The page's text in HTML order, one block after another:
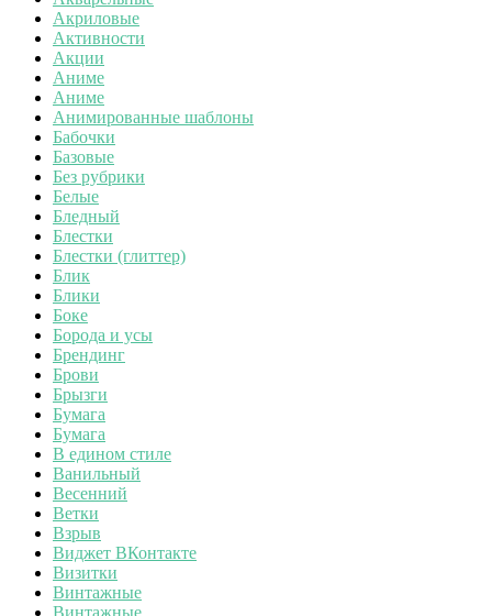
Акриловые
Активности
Акции
Аниме
Аниме
Анимированные шаблоны
Бабочки
Базовые
Без рубрики
Белые
Бледный
Блестки
Блестки (глиттер)
Блик
Блики
Боке
Борода и усы
Брендинг
Брови
Брызги
Бумага
Бумага
В едином стиле
Ванильный
Весенний
Ветки
Взрыв
Виджет ВКонтакте
Визитки
Винтажные
Винтажные